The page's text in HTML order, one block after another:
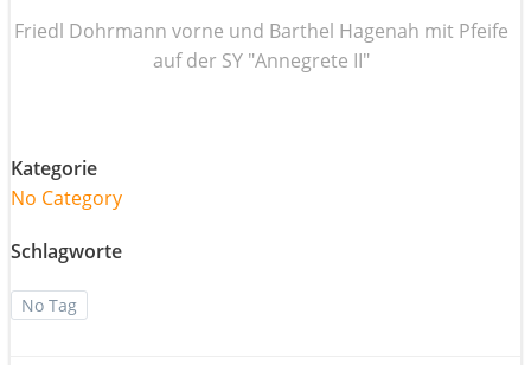
Friedl Dohrmann vorne und Barthel Hagenah mit Pfeife
auf der SY "Annegrete II"
Kategorie
No Category
Schlagworte
No Tag